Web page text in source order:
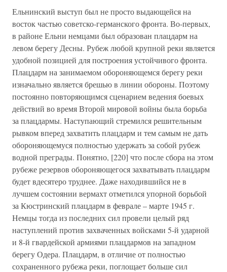
Ельнинский выступ был не просто выдающейся на
восток частью советско-германского фронта. Во-первых,
в районе Ельни немцами был образован плацдарм на
левом берегу Десны. Рубеж любой крупной реки является
удобной позицией для построения устойчивого фронта.
Плацдарм на занимаемом обороняющемся берегу реки
изначально является брешью в линии обороны. Поэтому
постоянно повторяющимся сценарием ведения боевых
действий во время Второй мировой войны была борьба
за плацдармы. Наступающий стремился решительным
рывком вперед захватить плацдарм и тем самым не дать
обороняющемуся полностью удержать за собой рубеж
водной преграды. Понятно, [220] что после сбора на этом
рубеже резервов обороняющегося захватывать плацдарм
будет вдесятеро труднее. Даже находившийся не в
лучшем состоянии вермахт отметился упорной борьбой
за Кюстринский плацдарм в феврале – марте 1945 г.
Немцы тогда из последних сил провели целый ряд
наступлений против захваченных войсками 5-й ударной
и 8-й гвардейской армиями плацдармов на западном
берегу Одера. Плацдарм, в отличие от полностью
сохраненного рубежа реки, поглощает больше сил